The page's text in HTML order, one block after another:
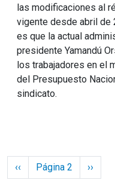
las modificaciones al
vigente desde abril de
es que la actual
presidente Yamandú
los trabajadores en el
del Presupuesto
sindicato.
Paginación
Página anterior
‹‹ Página 2 ››